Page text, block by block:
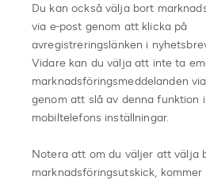
Du kan också välja bort
via e-post genom att klicka på
avregistreringslänken i
Vidare kan du välja att inte ta
marknadsföringsmeddelanden
genom att slå av denna funktion
mobiltelefons inställningar.
Notera att om du väljer att välja
marknadsföringsutskick,